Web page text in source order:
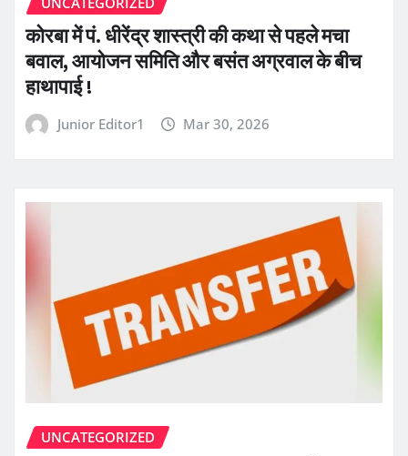
कोरबा में पं. धीरेंद्र शास्त्री की कथा से पहले मचा
बवाल, आयोजन समिति और बसंत अग्रवाल के बीच
हाथापाई !
Junior Editor1 Mar 30, 2026
UNCATEGORIZED